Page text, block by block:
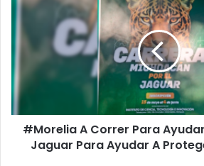
Para
Ayudar:
Michoacán
El
Jaguar
Para
Ayudar
#Morelia A Correr Para
Jaguar Para Ayudar A